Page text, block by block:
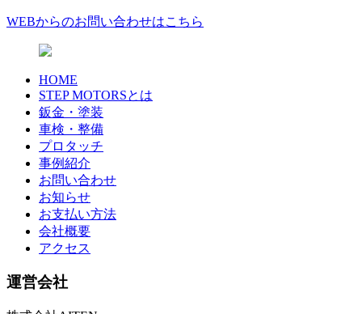
WEBからのお問い合わせはこちら
HOME
STEP MOTORSとは
鈑金・塗装
車検・整備
プロタッチ
事例紹介
お問い合わせ
お知らせ
お支払い方法
会社概要
アクセス
運営会社